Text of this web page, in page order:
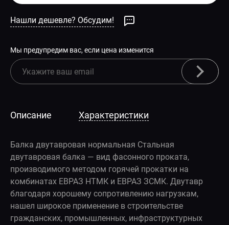
Нашли дешевле? Обсудим!
Мы предупредим вас, если цена изменится
Описание Характеристики
Балка двутавровая нормальная Стальная
двутавровая балка — вид фасонного проката,
производимого методом горячей прокатки на
комбинатах ЕВРАЗ НТМК и ЕВРАЗ ЗСМК. Двутавр
благодаря хорошему сопротивлению нагрузкам,
нашел широкое применение в строительстве
гражданских, промышленных, инфраструктурных